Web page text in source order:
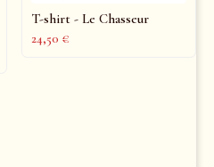
T-shirt - Le Chasseur
24,50 €